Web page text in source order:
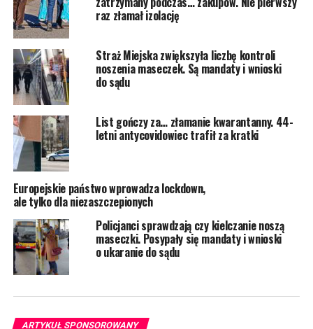
raz złamał izolację
Straż Miejska zwiększyła liczbę kontroli
noszenia maseczek. Są mandaty i wnioski
do sądu
List gończy za… złamanie kwarantanny. 44-
letni antycovidowiec trafił za kratki
Europejskie państwo wprowadza lockdown,
ale tylko dla niezaszczepionych
Policjanci sprawdzają czy kielczanie noszą
maseczki. Posypały się mandaty i wnioski
o ukaranie do sądu
ARTYKUŁ SPONSOROWANY